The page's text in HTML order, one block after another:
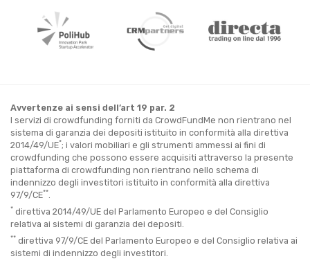
Avvertenze ai sensi dell’art 19 par. 2
I servizi di crowdfunding forniti da CrowdFundMe non rientrano nel
sistema di garanzia dei depositi istituito in conformità alla direttiva
2014/49/UE*; i valori mobiliari e gli strumenti ammessi ai fini di
crowdfunding che possono essere acquisiti attraverso la presente
piattaforma di crowdfunding non rientrano nello schema di
indennizzo degli investitori istituito in conformità alla direttiva
97/9/CE**
* direttiva 2014/49/UE del Parlamento Europeo e del Consiglio
relativa ai sistemi di garanzia dei depositi.
** direttiva 97/9/CE del Parlamento Europeo e del Consiglio relativa ai
sistemi di indennizzo degli investitori.